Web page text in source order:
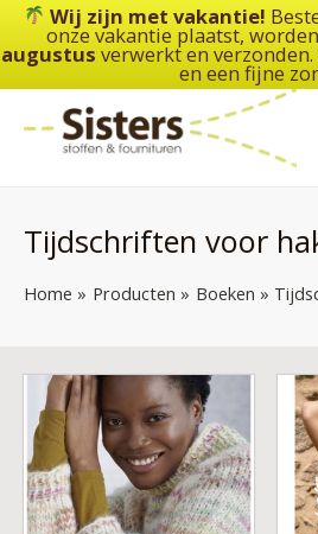
Wij zijn met vakantie!
onze vakantie plaatst,
augustus verwerkt en
en een fijne
de
inhoud
Tijdschriften voor
Home Producten Boeken